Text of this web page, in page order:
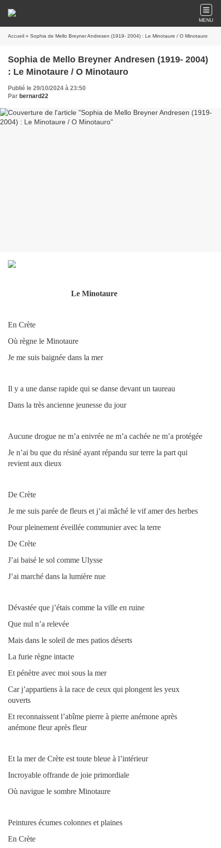
MENU
Accueil » Sophia de Mello Breyner Andresen (1919- 2004) : Le Minotaure / O Minotauro
Sophia de Mello Breyner Andresen (1919- 2004)
: Le Minotaure / O Minotauro
Publié le 29/10/2024 à 23:50
Par bernard22
Le Minotaure
En Crète
Où règne le Minotaure
Je me suis baignée dans la mer
Il y a une danse rapide qui se danse devant un taureau
Dans la très ancienne jeunesse du jour
Aucune drogue ne m’a enivrée ne m’a cachée ne m’a protégée
Je n’ai bu que du résiné ayant répandu sur terre la part qui
revient aux dieux
De Crète
Je me suis parée de fleurs et j’ai mâché le vif amer des herbes
Pour pleinement éveillée communier avec la terre
De Crète
J’ai baisé le sol comme Ulysse
J’ai marché dans la lumière nue
Dévastée que j’étais comme la ville en ruine
Que nul n’a relevée
Mais dans le soleil de mes patios déserts
La furie règne intacte
Et pénètre avec moi sous la mer
Car j’appartiens à la race de ceux qui plongent les yeux
ouverts
Et reconnaissent l’abîme pierre à pierre anémone après
anémone fleur après fleur
Et la mer de Crète est toute bleue à l’intérieur
Incroyable offrande de joie primordiale
Où navigue le sombre Minotaure
Peintures écumes colonnes et plaines
En Crète